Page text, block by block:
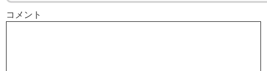
コメント